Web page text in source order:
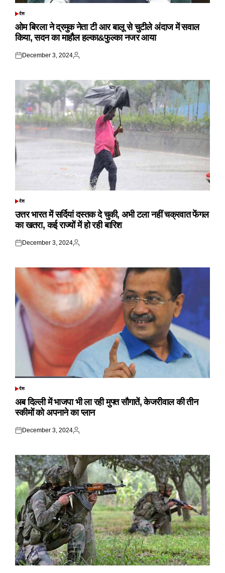
POSTED
देश
ओम बिरला ने द्रमुक नेता टी आर बालू से चुटीले अंदाज में सवाल
किया, सदन का माहौल हल्का&फुल्का नजर आया
Posted
December 3, 2024
Posted
POSTED
देश
उत्तर भारत में सर्दियां दस्तक दे चुकी, अभी टला नहीं चक्रवात फेंगल
का खतरा, कई राज्यों में हो रही बारिश
Posted
December 3, 2024
Posted
POSTED
देश
अब दिल्ली में भाजपा भी ला रही मुफ्त सौगातें, केजरीवाल की तीन
स्कीमों को अपनाने का प्लान
Posted
December 3, 2024
Posted